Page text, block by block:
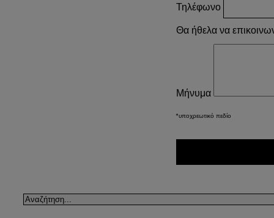
Τηλέφωνο
Θα ήθελα να
Μήνυμα
*υποχρεωτικό πεδίο
Αναζήτηση